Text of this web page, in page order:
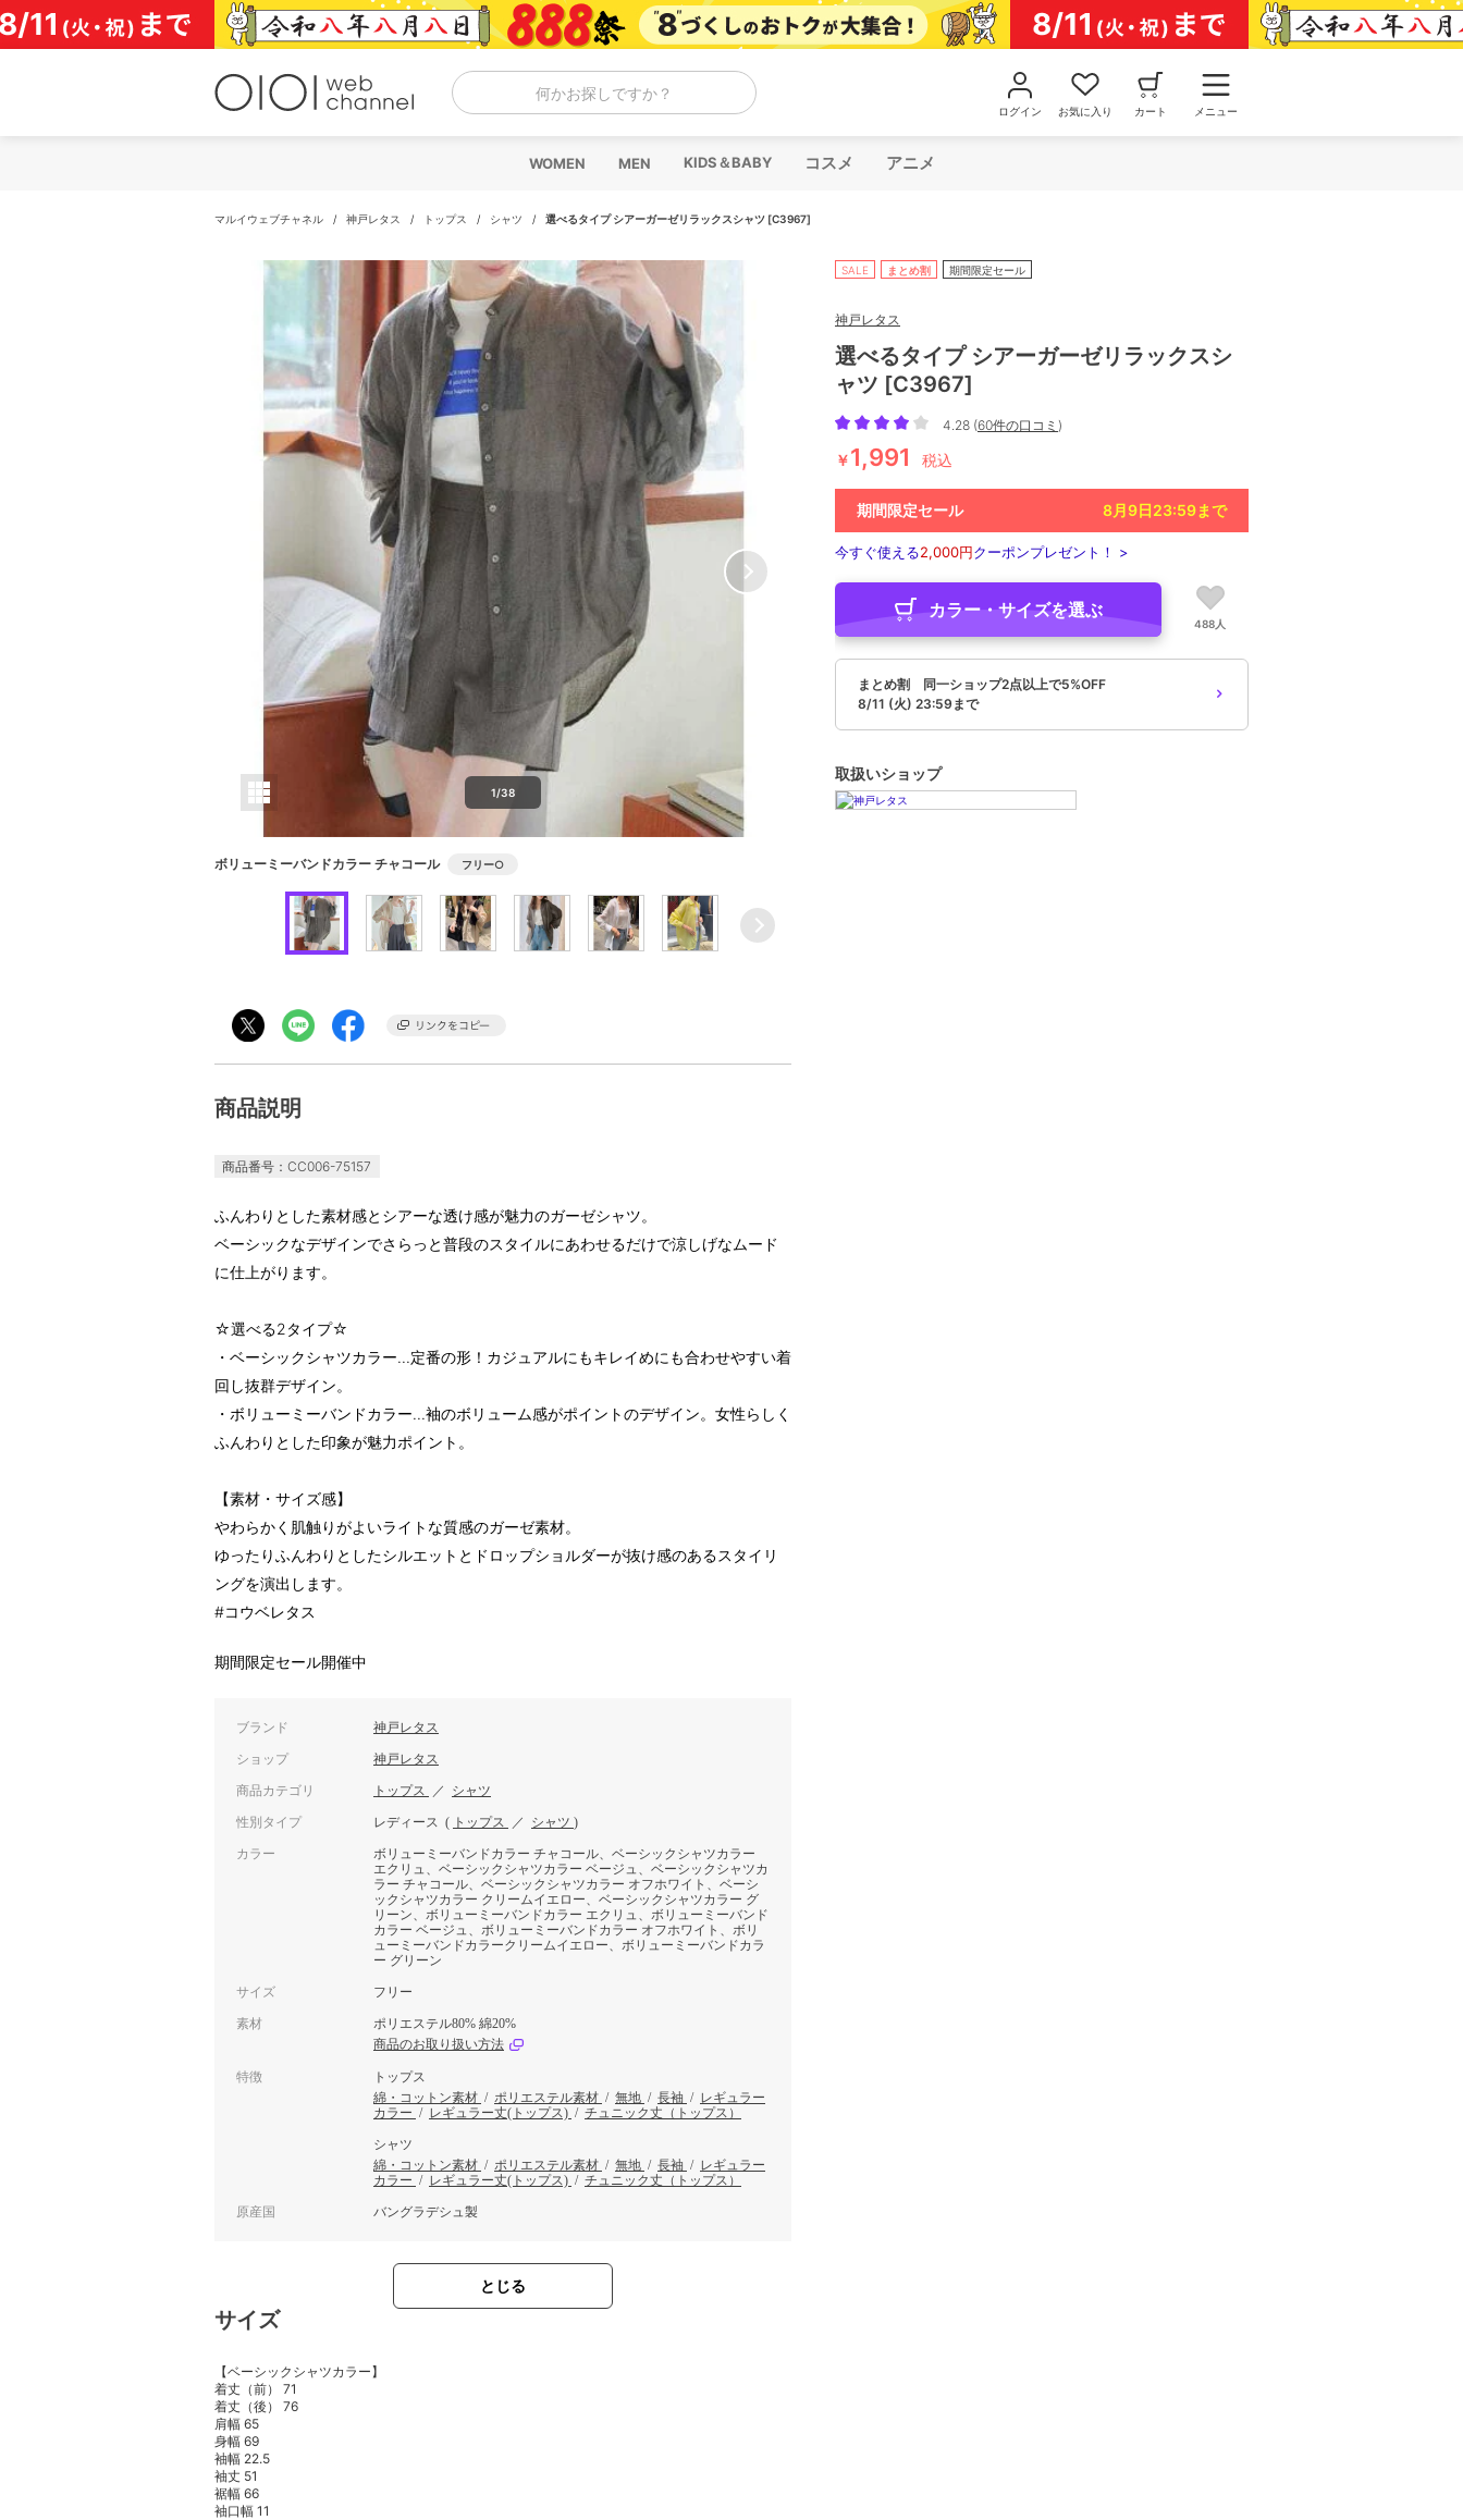
コ
ン
テ
何かお探しですか？
ログイン お気に入り カート メニュー
WOMEN MEN KIDS＆BABY コスメ アニメ
マルイウェブチャネル / 神戸レタス / トップス / シャツ / 選べるタイプ シアーガーゼリラックスシャツ [C3967]
1/38
ボリューミーバンドカラー チャコール フリー○
商品説明
商品番号：CC006-75157
ふんわりとした素材感とシアーな透け感が魅力のガーゼシャツ。
ベーシックなデザインでさらっと普段のスタイルにあわせるだけで涼しげなムード
に仕上がります。
☆選べる2タイプ☆
・ベーシックシャツカラー...定番の形！カジュアルにもキレイめにも合わせやすい着
回し抜群デザイン。
・ボリューミーバンドカラー...袖のボリューム感がポイントのデザイン。女性らしく
ふんわりとした印象が魅力ポイント。
【素材・サイズ感】
やわらかく肌触りがよいライトな質感のガーゼ素材。
ゆったりふんわりとしたシルエットとドロップショルダーが抜け感のあるスタイリ
ングを演出します。
#コウベレタス
期間限定セール開催中
ブランド 神戸レタス
ショップ 神戸レタス
商品カテゴリ トップス ／ シャツ
性別タイプ レディース ( トップス ／ シャツ )
カラー
ボリューミーバンドカラー チャコール、ベーシックシャツカラー
エクリュ、ベーシックシャツカラー ベージュ、ベーシックシャツカ
ラー チャコール、ベーシックシャツカラー オフホワイト、ベーシ
ックシャツカラー クリームイエロー、ベーシックシャツカラー グ
リーン、ボリューミーバンドカラー エクリュ、ボリューミーバンド
カラー ベージュ、ボリューミーバンドカラー オフホワイト、ボリ
ューミーバンドカラークリームイエロー、ボリューミーバンドカラ
ー グリーン
サイズ フリー
素材
ポリエステル80% 綿20%
商品のお取り扱い方法
特徴
トップス
綿・コットン素材 / ポリエステル素材 / 無地 / 長袖 / レギュラー
カラー / レギュラー丈(トップス) / チュニック丈（トップス）
シャツ
綿・コットン素材 / ポリエステル素材 / 無地 / 長袖 / レギュラー
カラー / レギュラー丈(トップス) / チュニック丈（トップス）
原産国 バングラデシュ製
とじる
サイズ
【ベーシックシャツカラー】
着丈（前） 71
着丈（後） 76
肩幅 65
身幅 69
袖幅 22.5
袖丈 51
裾幅 66
袖口幅 11
SALE まとめ割 期間限定セール
神戸レタス
選べるタイプ シアーガーゼリラックスシ
ャツ [C3967]
4.28 (60件の口コミ )
￥1,991 税込
期間限定セール 8月9日23:59まで
今すぐ使える2,000円クーポンプレゼント！ >
カラー・サイズを選ぶ
488人
まとめ割 同一ショップ2点以上で5%OFF
8/11 (火) 23:59まで
取扱いショップ